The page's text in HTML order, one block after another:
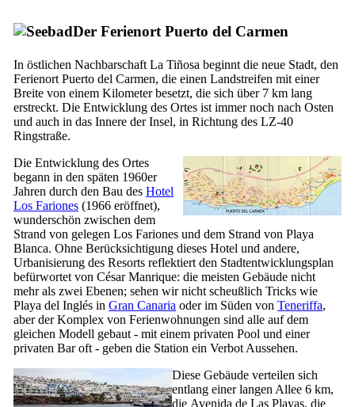
Der Ferienort Puerto del Carmen
In östlichen Nachbarschaft La Tiñosa beginnt die neue Stadt, den
Ferienort Puerto del Carmen, die einen Landstreifen mit einer
Breite von einem Kilometer besetzt, die sich über 7 km lang
erstreckt. Die Entwicklung des Ortes ist immer noch nach Osten
und auch in das Innere der Insel, in Richtung des LZ-40
Ringstraße.
Die Entwicklung des Ortes
begann in den späten 1960er
Jahren durch den Bau des Hotel
Los Fariones (1966 eröffnet),
wunderschön zwischen dem
Strand von gelegen Los Fariones und dem Strand von Playa
Blanca. Ohne Berücksichtigung dieses Hotel und andere,
Urbanisierung des Resorts reflektiert den Stadtentwicklungsplan
befürwortet von César Manrique: die meisten Gebäude nicht
mehr als zwei Ebenen; sehen wir nicht scheußlich Tricks wie
Playa del Inglés in Gran Canaria oder im Süden von Teneriffa,
aber der Komplex von Ferienwohnungen sind alle auf dem
gleichen Modell gebaut - mit einem privaten Pool und einer
privaten Bar oft - geben die Station ein Verbot Aussehen.
Diese Gebäude verteilen sich
entlang einer langen Allee 6 km,
die Avenida de Las Playas, die